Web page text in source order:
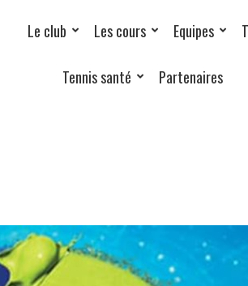
Le club Les cours Equipes
Tennis santé Partenaires